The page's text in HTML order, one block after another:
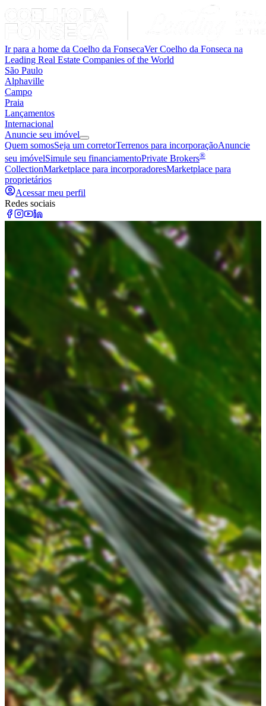
Ir para a home da Coelho da FonsecaVer Coelho da Fonseca na
Leading Real Estate Companies of the World
São Paulo
Alphaville
Campo
Praia
Lançamentos
Internacional
Anuncie seu imóvel
Quem somosSeja um corretorTerrenos para incorporaçãoAnuncie
seu imóvelSimule seu financiamentoPrivate Brokers®
CollectionMarketplace para incorporadoresMarketplace para
proprietários
Acessar meu perfil
Redes sociais